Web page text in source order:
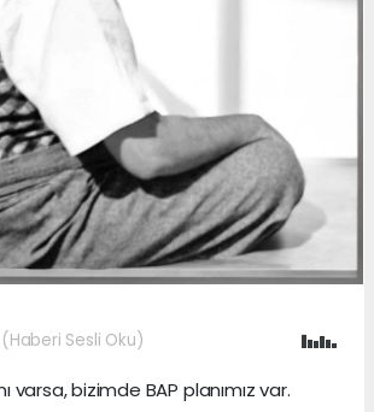
(Haberi Sesli Oku)
varsa, bizimde BAP planımız var.